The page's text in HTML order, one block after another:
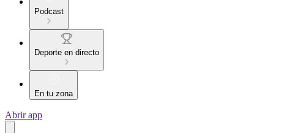
Podcast
Deporte en directo
En tu zona
Abrir app